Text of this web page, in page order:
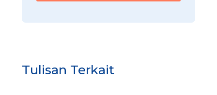
c
Tulisan Terkait